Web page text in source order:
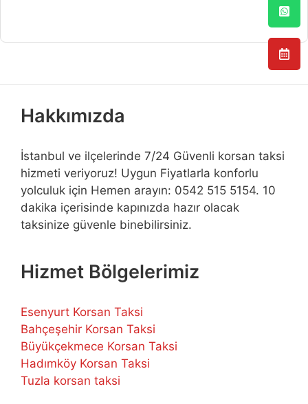
Hakkımızda
İstanbul ve ilçelerinde 7/24 Güvenli korsan taksi
hizmeti veriyoruz! Uygun Fiyatlarla konforlu
yolculuk için Hemen arayın: 0542 515 5154. 10
dakika içerisinde kapınızda hazır olacak
taksinize güvenle binebilirsiniz.
Hizmet Bölgelerimiz
Esenyurt Korsan Taksi
Bahçeşehir Korsan Taksi
Büyükçekmece Korsan Taksi
Hadımköy Korsan Taksi
Tuzla korsan taksi